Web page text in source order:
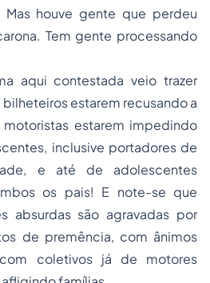
houve gente que perdeu
Tem gente processando
aqui contestada veio trazer
estarem recusando a
estarem impedindo
inclusive portadores de
e até de adolescentes
os pais! E note-se que
absurdas são agravadas por
de premência, com ânimos
coletivos já de motores